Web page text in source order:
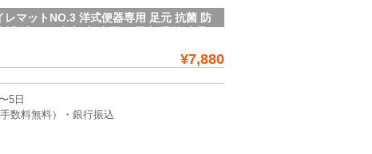
レマットNO.3 洋式便器専用 足元 抗菌 防
¥7,880
5日
数料無料）・銀行振込